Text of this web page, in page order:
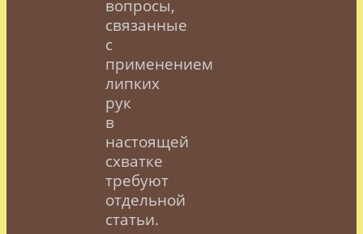
вопросы,
связанные
с
применением
липких
рук
в
настоящей
схватке
требуют
отдельной
статьи.